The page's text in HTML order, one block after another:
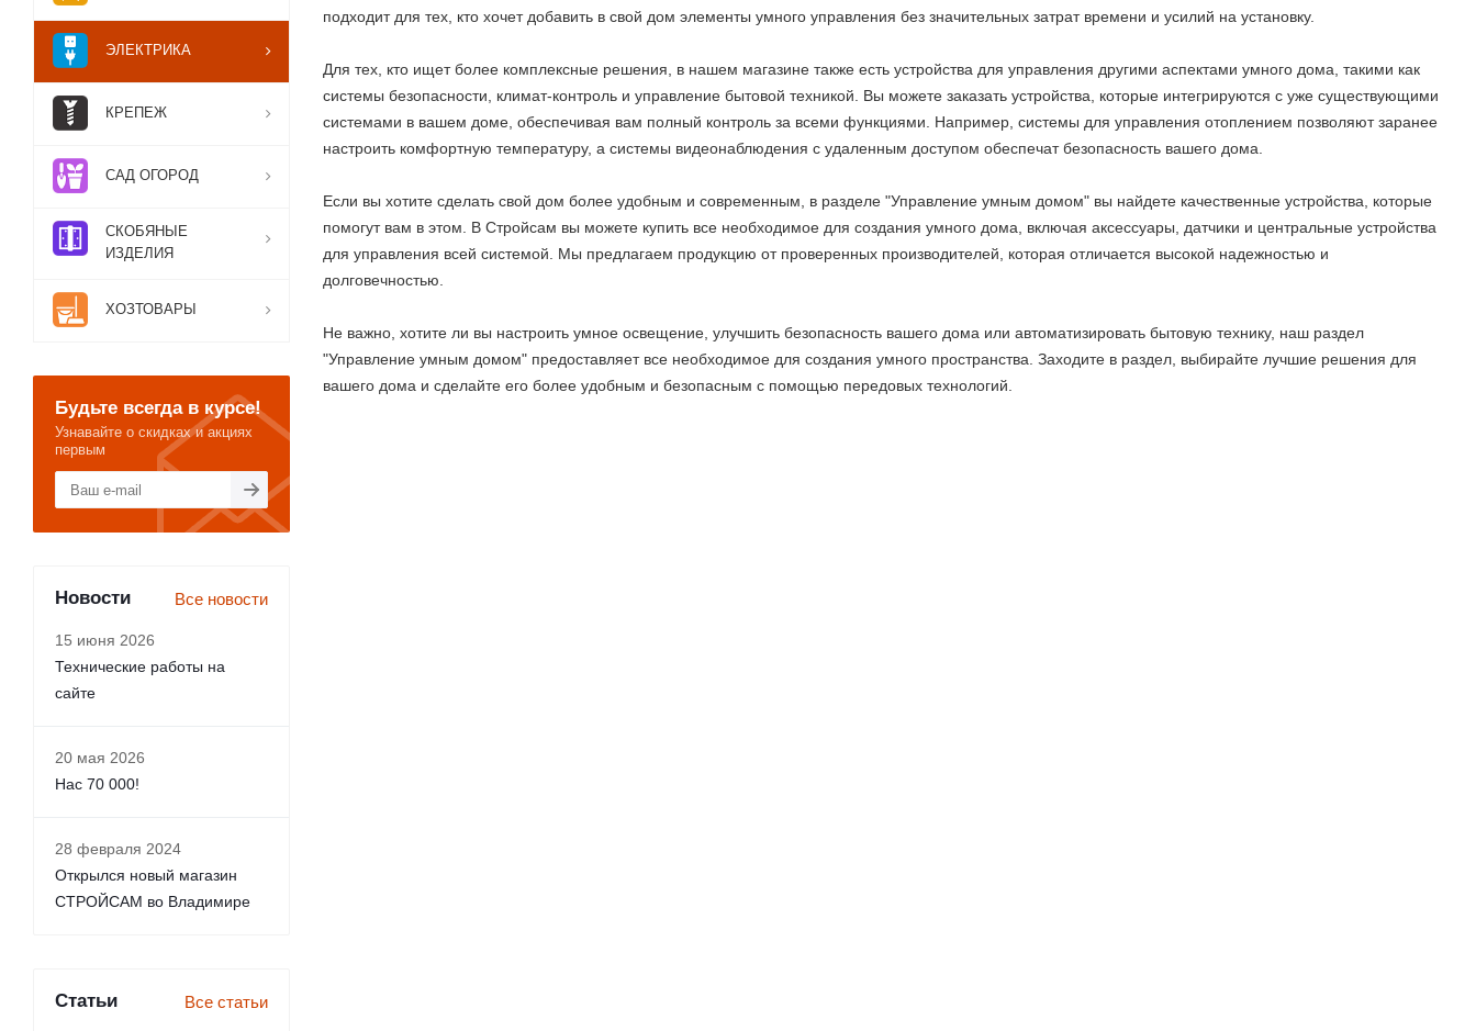
подходит для тех, кто хочет добавить в свой дом элементы умного управления без значительных затрат времени и усилий на установку.
Для тех, кто ищет более комплексные решения, в нашем магазине также есть устройства для управления другими аспектами умного дома, такими как
системы безопасности, климат-контроль и управление бытовой техникой. Вы можете заказать устройства, которые интегрируются с уже существующими
системами в вашем доме, обеспечивая вам полный контроль за всеми функциями. Например, системы для управления отоплением позволяют заранее
настроить комфортную температуру, а системы видеонаблюдения с удаленным доступом обеспечат безопасность вашего дома.
Если вы хотите сделать свой дом более удобным и современным, в разделе "Управление умным домом" вы найдете качественные устройства, которые
помогут вам в этом. В Стройсам вы можете купить все необходимое для создания умного дома, включая аксессуары, датчики и центральные устройства
для управления всей системой. Мы предлагаем продукцию от проверенных производителей, которая отличается высокой надежностью и
долговечностью.
Не важно, хотите ли вы настроить умное освещение, улучшить безопасность вашего дома или автоматизировать бытовую технику, наш раздел
"Управление умным домом" предоставляет все необходимое для создания умного пространства. Заходите в раздел, выбирайте лучшие решения для
вашего дома и сделайте его более удобным и безопасным с помощью передовых технологий.
ЭЛЕКТРИКА
КРЕПЕЖ
САД ОГОРОД
СКОБЯНЫЕ
ИЗДЕЛИЯ
ХОЗТОВАРЫ
Будьте всегда в курсе!
Узнавайте о скидках и акциях
первым
Новости Все новости
15 июня 2026
Технические работы на
сайте
20 мая 2026
Нас 70 000!
28 февраля 2024
Открылся новый магазин
СТРОЙСАМ во Владимире
Статьи Все статьи